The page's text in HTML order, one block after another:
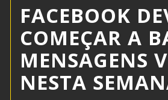
FACEBOOK
COMEÇAR A
MENSAGENS
NESTA